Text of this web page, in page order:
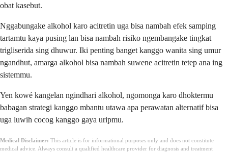
obat kasebut.
Nggabungake alkohol karo acitretin uga bisa nambah efek samping
tartamtu kaya pusing lan bisa nambah risiko ngembangake tingkat
trigliserida sing dhuwur. Iki penting banget kanggo wanita sing umur
ngandhut, amarga alkohol bisa nambah suwene acitretin tetep ana ing
sistemmu.
Yen kowé kangelan ngindhari alkohol, ngomonga karo dhoktermu
babagan strategi kanggo mbantu utawa apa perawatan alternatif bisa
uga luwih cocog kanggo gaya uripmu.
Medical Disclaimer: This article is for informational purposes only and does not constitute
medical advice. Always consult a qualified healthcare provider for diagnosis and treatment